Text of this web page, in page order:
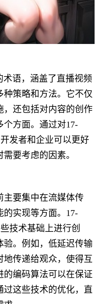
术语，涵盖了直播视频
策略和方法。它不仅
，还包括对内容的创作
个方面。通过对17-
发者和企业可以更好
要考虑的因素。
主要集中在流媒体传
实现等方面。17-
技术基础上进行创
验。例如，低延迟传输
传递给观众，使得互
的编码算法可以在保证
过这些技术的优化，直